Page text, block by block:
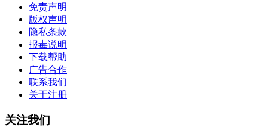
免责声明
版权声明
隐私条款
报毒说明
下载帮助
广告合作
联系我们
关于注册
关注我们